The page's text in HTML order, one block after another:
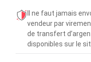
Il ne faut jamais
vendeur par
de transfert
disponibles sur le